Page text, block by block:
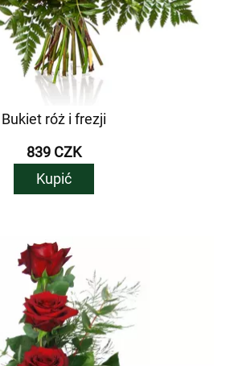
Bukiet róż i frezji
839 CZK
Kupić